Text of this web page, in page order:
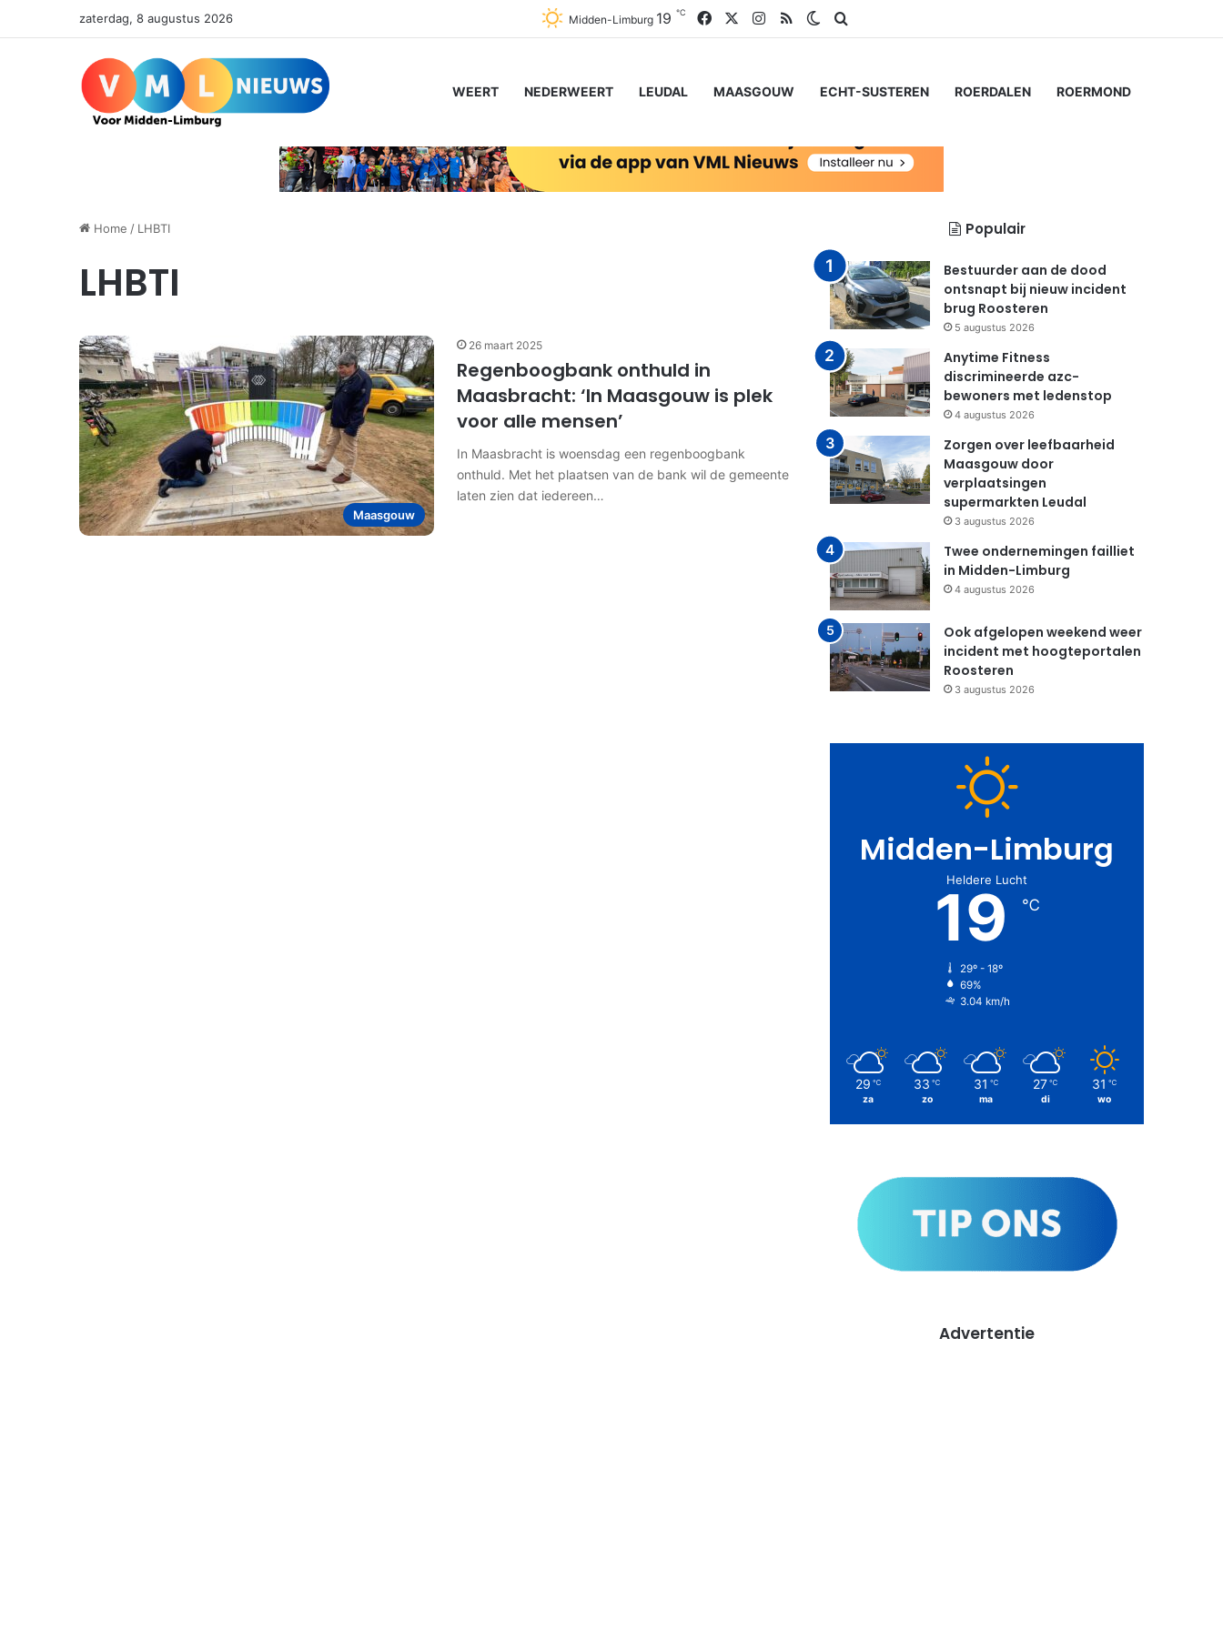
zaterdag, 8 augustus 2026 Midden-Limburg 19 ℃ FacebookInstagram
RSS Switch skin
WEERT NEDERWEERT LEUDAL MAASGOUW ECHT-SUSTEREN ROERDALEN ROERMOND
Home / LHBTI
LHBTI
Maasgouw
26 maart 2025
Regenboogbank onthuld in
Maasbracht: ‘In Maasgouw is plek
voor alle mensen’
In Maasbracht is woensdag een regenboogbank
onthuld. Met het plaatsen van de bank wil de gemeente
laten zien dat iedereen…
Populair
Bestuurder aan de dood
ontsnapt bij nieuw incident
brug Roosteren
5 augustus 2026
Anytime Fitness
discrimineerde azc-
bewoners met ledenstop
4 augustus 2026
Zorgen over leefbaarheid
Maasgouw door
verplaatsingen
supermarkten Leudal
3 augustus 2026
Twee ondernemingen failliet
in Midden-Limburg
4 augustus 2026
Ook afgelopen weekend weer
incident met hoogteportalen
Roosteren
3 augustus 2026
Midden-Limburg
Heldere Lucht
19 ℃
29º - 18º
69%
3.04 km/h
29 ℃
za
33 ℃
zo
31 ℃
ma
27 ℃
di
31 ℃
wo
Advertentie